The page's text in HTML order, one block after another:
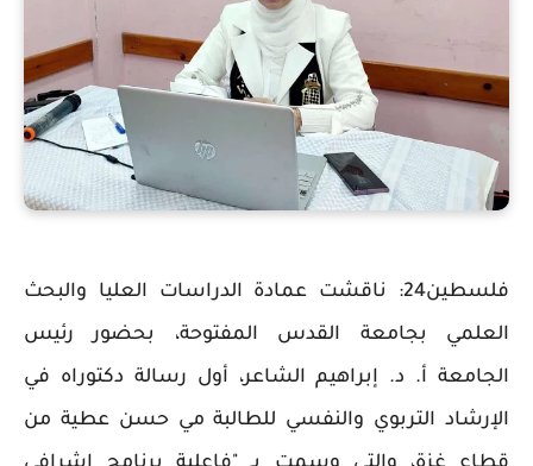
فلسطين24: ناقشت عمادة الدراسات العليا والبحث
العلمي بجامعة القدس المفتوحة، بحضور رئيس
الجامعة أ. د. إبراهيم الشاعر، أول رسالة دكتوراه في
الإرشاد التربوي والنفسي للطالبة مي حسن عطية من